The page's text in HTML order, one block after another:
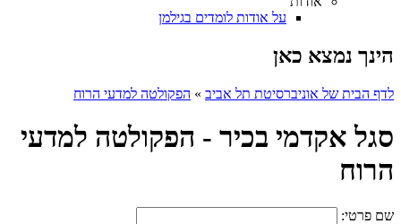
על אודות לומדים בגילמן
הינך נמצא כאן
לדף הבית של אוניברסיטת תל אביב » הפקולטה למדעי הרוח
סגל אקדמי בכיר - הפקולטה למדעי
הרוח
שם פרטי: